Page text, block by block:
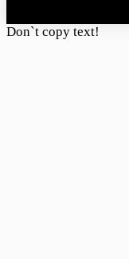
Don`t copy text!